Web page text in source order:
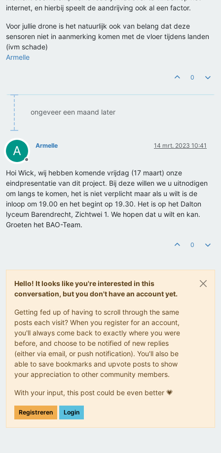
internet, en hierbij speelt de aandrijving ook al een factor.
Voor jullie drone is het natuurlijk ook van belang dat deze
sensoren niet in aanmerking komen met de vloer tijdens landen
(ivm schade)
Armelle
0
ongeveer een maand later
A
Offline
Armelle 14 mrt. 2023 10:41
Hoi Wick, wij hebben komende vrijdag (17 maart) onze
eindpresentatie van dit project. Bij deze willen we u uitnodigen
om langs te komen, het is niet verplicht maar als u wilt is de
inloop om 19.00 en het begint op 19.30. Het is op het Dalton
lyceum Barendrecht, Zichtwei 1. We hopen dat u wilt en kan.
Groeten het BAO-Team.
0
Hello! It looks like you're interested in this
conversation, but you don't have an account yet.
Getting fed up of having to scroll through the same
posts each visit? When you register for an account,
you'll always come back to exactly where you were
before, and choose to be notified of new replies
(either via email, or push notification). You'll also be
able to save bookmarks and upvote posts to show
your appreciation to other community members.
With your input, this post could be even better 💗
Registreren Login